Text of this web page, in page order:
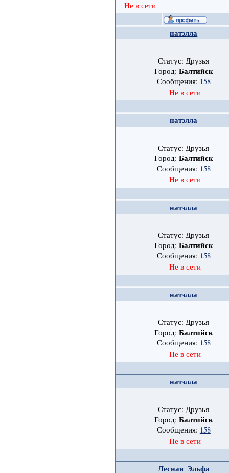
Не в сети
натэлла
Статус: Друзья
Город: Балтийск
Сообщения: 158
Не в сети
натэлла
Статус: Друзья
Город: Балтийск
Сообщения: 158
Не в сети
натэлла
Статус: Друзья
Город: Балтийск
Сообщения: 158
Не в сети
натэлла
Статус: Друзья
Город: Балтийск
Сообщения: 158
Не в сети
натэлла
Статус: Друзья
Город: Балтийск
Сообщения: 158
Не в сети
Лесная_Эльфа